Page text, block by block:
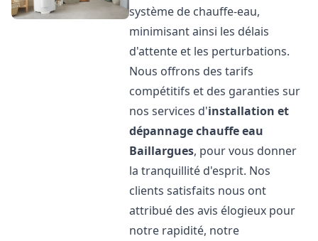
système de chauffe-eau,
minimisant ainsi les délais
d'attente et les perturbations.
Nous offrons des tarifs
compétitifs et des garanties sur
nos services d'installation et
dépannage chauffe eau
Baillargues, pour vous donner
la tranquillité d'esprit. Nos
clients satisfaits nous ont
attribué des avis élogieux pour
notre rapidité, notre